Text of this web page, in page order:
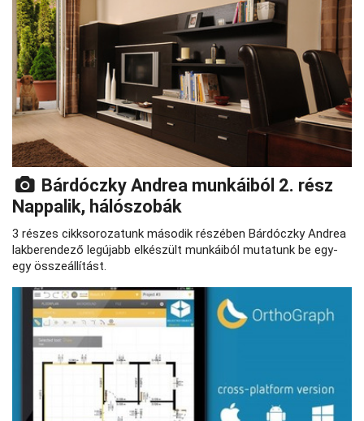
Bárdóczky Andrea munkáiból 2. rész
Nappalik, hálószobák
3 részes cikksorozatunk második részében Bárdóczky Andrea
lakberendező legújabb elkészült munkáiból mutatunk be egy-
egy összeállítást.